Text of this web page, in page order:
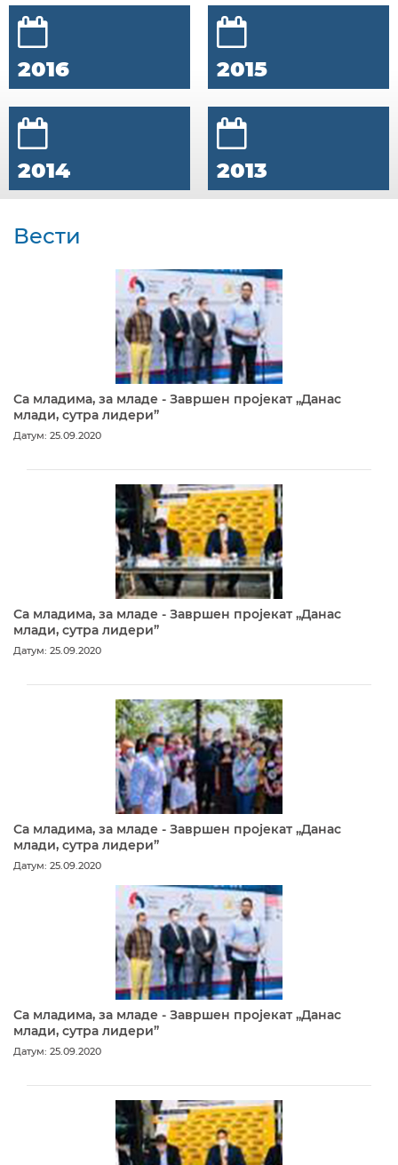
2016 2015
2014 2013
Вести
Са младима, за младе - Завршен пројекат „Данас
млади, сутра лидери”
Датум: 25.09.2020
Са младима, за младе - Завршен пројекат „Данас
млади, сутра лидери”
Датум: 25.09.2020
Са младима, за младе - Завршен пројекат „Данас
млади, сутра лидери”
Датум: 25.09.2020
Са младима, за младе - Завршен пројекат „Данас
млади, сутра лидери”
Датум: 25.09.2020